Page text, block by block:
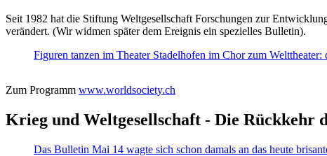
Seit 1982 hat die Stiftung Weltgesellschaft Forschungen zur
verändert. (Wir widmen später dem Ereignis ein spezielles Bulletin).
Figuren tanzen im Theater Stadelhofen im Chor zum
Zum Programm www.worldsociety.ch
Krieg und Weltgesellschaft - Die Rückkehr
Das Bulletin Mai 14 wagte sich schon damals an das heute